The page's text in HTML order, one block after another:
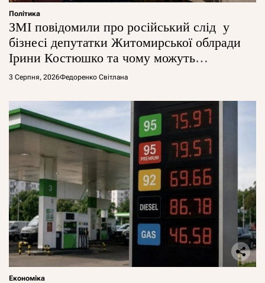
Політика
ЗМІ повідомили про російський слід у
бізнесі депутатки Житомирської облради
Ірини Костюшко та чому можуть
арештувати її активи
3 Серпня, 2026Федоренко Світлана
Економіка